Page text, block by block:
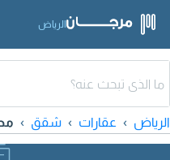
الرياض
الرياض عقارات شقق